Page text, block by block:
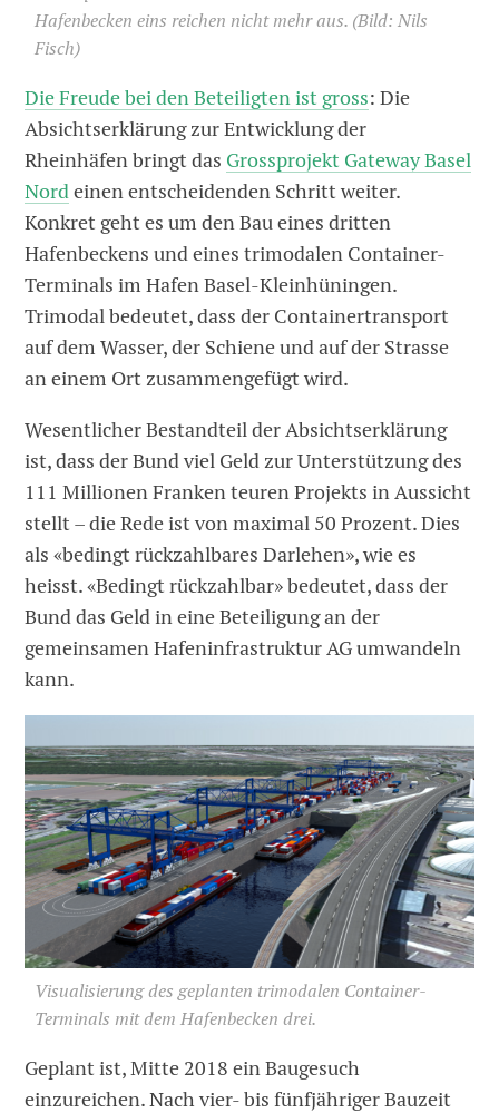
Hafenbecken eins reichen nicht mehr aus. (Bild: Nils
Fisch)
Die Freude bei den Beteiligten ist gross: Die
Absichtserklärung zur Entwicklung der
Rheinhäfen bringt das Grossprojekt Gateway Basel
Nordeinen entscheidenden Schritt weiter.
Konkret geht es um den Bau eines dritten
Hafenbeckens und eines trimodalen Container-
Terminals im Hafen Basel-Kleinhüningen.
Trimodal bedeutet, dass der Containertransport
auf dem Wasser, der Schiene und auf der Strasse
an einem Ort zusammengefügt wird.
Wesentlicher Bestandteil der Absichtserklärung
ist, dass der Bund viel Geld zur Unterstützung des
111 Millionen Franken teuren Projekts in Aussicht
stellt – die Rede ist von maximal 50 Prozent. Dies
als «bedingt rückzahlbares Darlehen», wie es
heisst. «Bedingt rückzahlbar» bedeutet, dass der
Bund das Geld in eine Beteiligung an der
gemeinsamen Hafeninfrastruktur AG umwandeln
kann.
Visualisierung des geplanten trimodalen Container-
Terminals mit dem Hafenbecken drei.
Geplant ist, Mitte 2018 ein Baugesuch
einzureichen. Nach vier- bis fünfjähriger Bauzeit